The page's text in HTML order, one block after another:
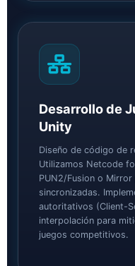
Desarrollo de
Unity
Diseño de código de
Utilizamos Netcode
PUN2/Fusion o
sincronizadas.
autoritativos (Client-
interpolación para
juegos competitivos.